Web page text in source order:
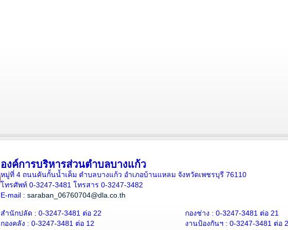
องค์การบริหารส่วนตำบลบางแก้ว
หมู่ที่ 4 ถนนคันกั้นน้ำเค็ม ตำบลบางแก้ว อำเภอบ้านแหลม จังหวัดเพชรบุรี 76110
โทรศัพท์ 0-3247-3481 โทรสาร 0-3247-3482
E-mail : saraban_06760704@dla.co.th
สำนักปลัด : 0-3247-3481 ต่อ 22
กองคลัง : 0-3247-3481 ต่อ 12
กองช่าง : 0-3247-3481 ต่อ 21
งานป้องกันฯ : 0-3247-3481 ต่อ